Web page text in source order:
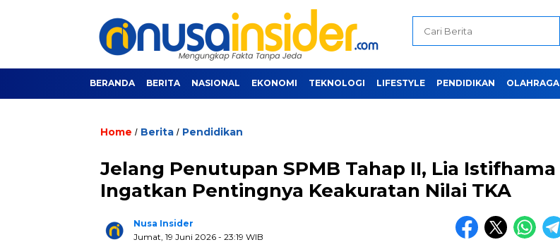
BERANDA BERITA NASIONAL EKONOMI TEKNOLOGI LIFESTYLE PENDIDIKAN OLAHRAGA
Home / Berita / Pendidikan
Jelang Penutupan SPMB Tahap II, Lia Istifhama
Ingatkan Pentingnya Keakuratan Nilai TKA
Nusa Insider
Jumat, 19 Juni 2026 - 23:19 WIB